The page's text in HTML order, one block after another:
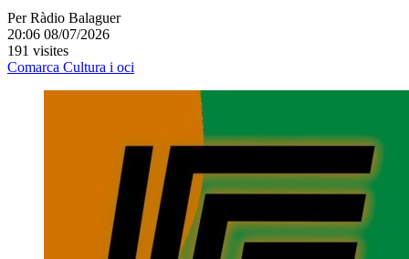
Per Ràdio Balaguer
20:06 08/07/2026
191 visites
Comarca Cultura i oci